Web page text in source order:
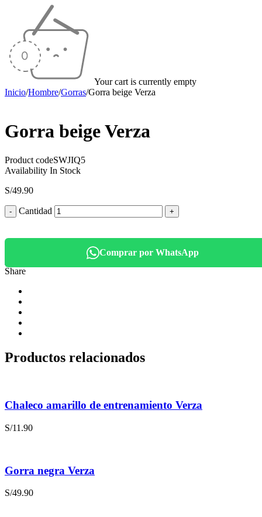
Your cart is currently empty
Inicio/Hombre/Gorras/Gorra beige Verza
Gorra beige Verza
Product codeSWJIQ5
Availability In Stock
S/49.90
Cantidad
Comprar por WhatsApp
Share
Productos relacionados
Chaleco amarillo de entrenamiento Verza
S/11.90
Gorra negra Verza
S/49.90